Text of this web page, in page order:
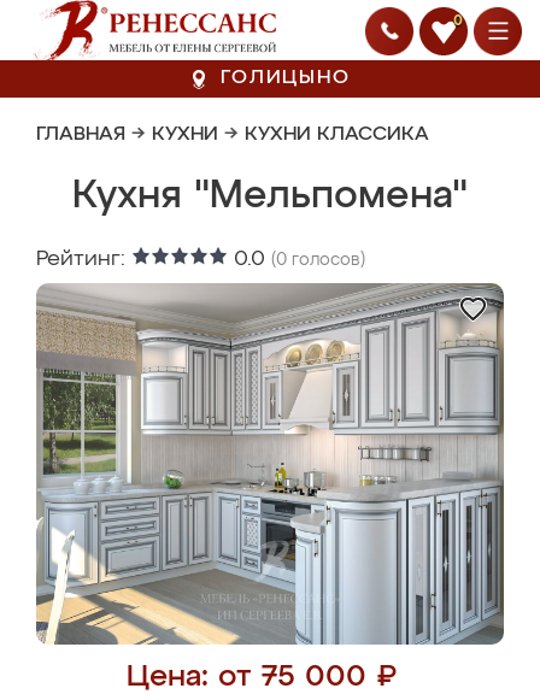
0
ГОЛИЦЫНО
ГЛАВНАЯ → КУХНИ → КУХНИ КЛАССИКА
Кухня "Мельпомена"
Рейтинг: 0.0 (0 голосов)
Цена: от 75 000 ₽